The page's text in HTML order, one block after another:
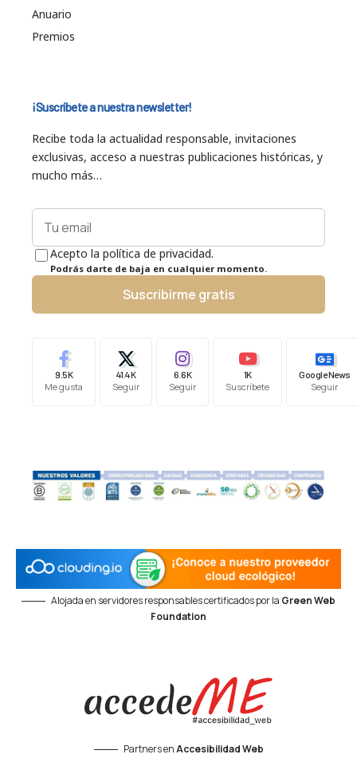
Anuario
Premios
¡Suscríbete a nuestra newsletter!
Recibe toda la actualidad responsable, invitaciones
exclusivas, acceso a nuestras publicaciones históricas, y
mucho más…
Acepto la política de privacidad.
Podrás darte de baja en cualquier momento.
Suscribirme gratis
9.5K
Me gusta
41.4K
Seguir
6.6K
Seguir
1K
Suscríbete
Google News
Seguir
Alojada en servidores responsables certificados por la Green Web
Foundation
Partners enAccesibilidad Web